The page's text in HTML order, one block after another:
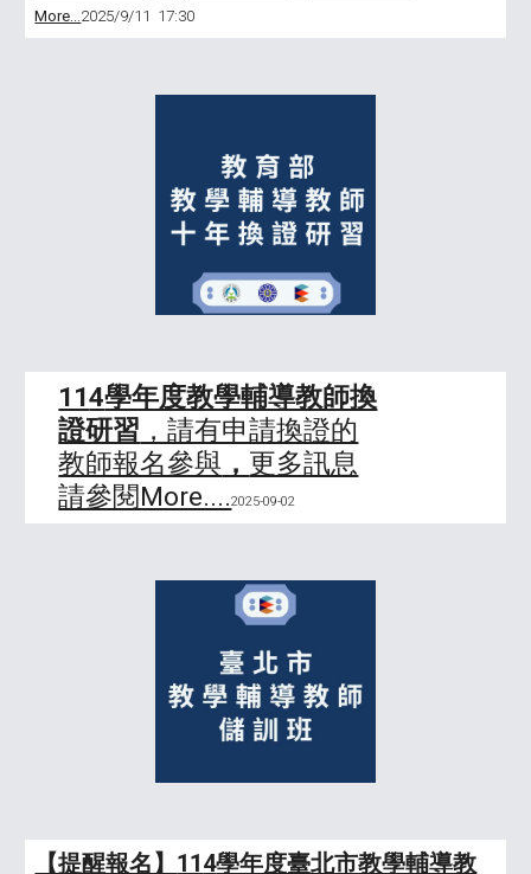
More...2025/9/11 17:30
114學年度教學輔導教師換
證研習 ，請有申請換證的
教師報名參與 ， 更多訊息
請參閱More....2025-09-02
【提醒報名】 114學年度臺北市教學輔導教